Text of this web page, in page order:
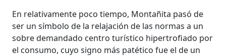
En relativamente poco tiempo, Montañita pasó de
ser un símbolo de la relajación de las normas a un
sobre demandado centro turístico hipertrofiado por
el consumo, cuyo signo más patético fue el de un